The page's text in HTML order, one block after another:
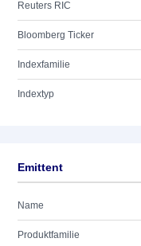
Reuters RIC
Bloomberg Ticker
Indexfamilie
Indextyp
Emittent
Name
Produktfamilie